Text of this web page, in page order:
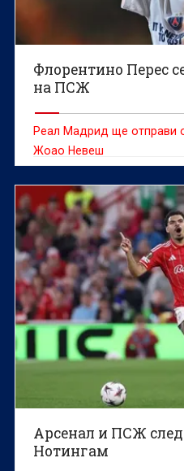
Флорентино Перес
на ПСЖ
Реал Мадрид ще отправи
Жоао Невеш
Арсенал и ПСЖ
Нотингам